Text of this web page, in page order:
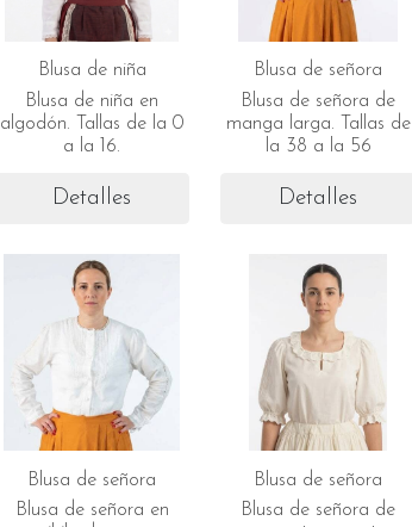
Blusa de niña
Blusa de niña en
algodón. Tallas de la 0
a la 16.
Detalles
Blusa de señora
Blusa de señora de
manga larga. Tallas de
la 38 a la 56
Detalles
Blusa de señora
Blusa de señora en
Blusa de señora
Blusa de señora de